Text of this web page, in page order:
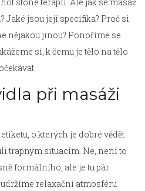
Jaké jsou její specifika? Proč si
nějakou jinou? Ponoříme se
si, k čemu je tělo na tělo
při masáži
o kterých je dobré vědět
trapným situacím. Ne, není to
formálního, ale je tu pár
relaxační atmosféru